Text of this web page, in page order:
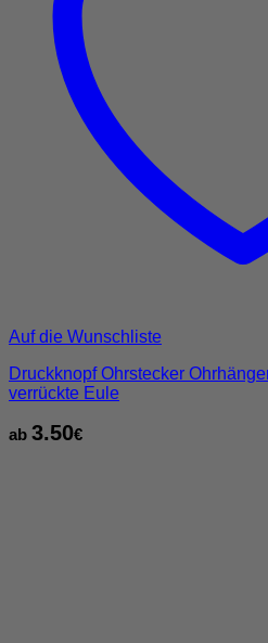
Auf die Wunschliste
Druckknopf Ohrstecker
verrückte Eule
ab 3.50€